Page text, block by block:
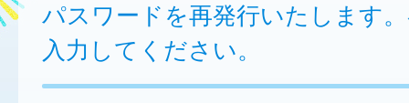
パスワードを再発行いたします
入力してください。